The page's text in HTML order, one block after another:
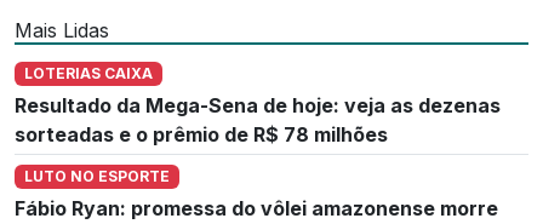
Mais Lidas
LOTERIAS CAIXA
Resultado da Mega-Sena de hoje: veja as dezenas
sorteadas e o prêmio de R$ 78 milhões
LUTO NO ESPORTE
Fábio Ryan: promessa do vôlei amazonense morre